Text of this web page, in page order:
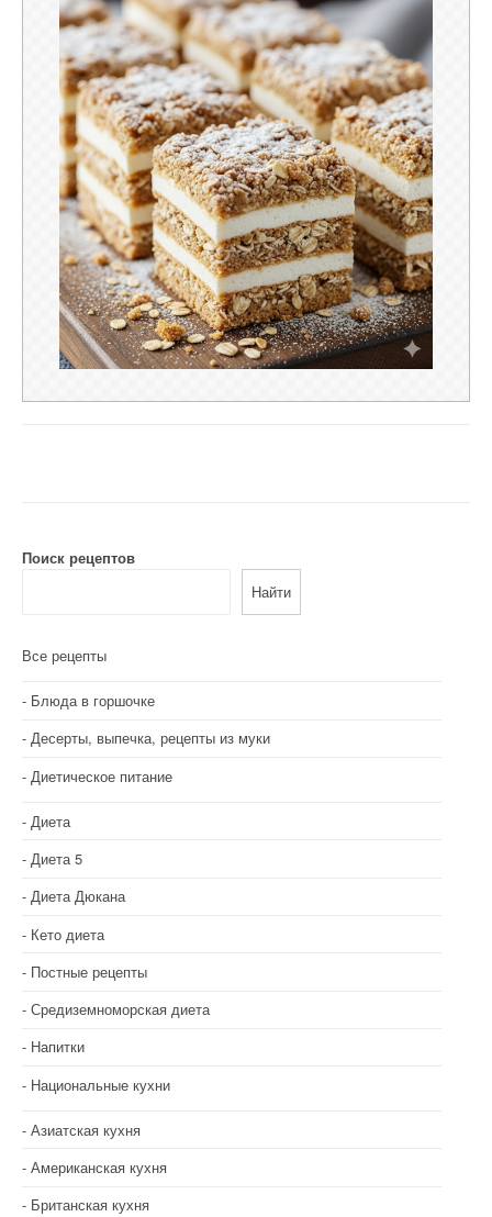
Поиск рецептов
Найти
Все рецепты
Блюда в горшочке
Десерты, выпечка, рецепты из муки
Диетическое питание
Диета
Диета 5
Диета Дюкана
Кето диета
Постные рецепты
Средиземноморская диета
Напитки
Национальные кухни
Азиатская кухня
Американская кухня
Британская кухня